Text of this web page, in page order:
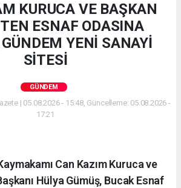
KURUCA VE BAŞKAN
ESNAF ODASINA
YENİ SANAYİ
SİTESİ
GÜNDEM
| 05.08.2026 - 15:48, Güncelleme: 05.08.2026 -
17:21
Can Kazım Kuruca ve
Hülya Gümüş, Bucak Esnaf